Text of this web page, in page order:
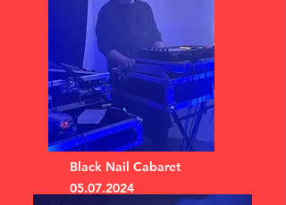
Black Nail Cabaret
05.07.2024